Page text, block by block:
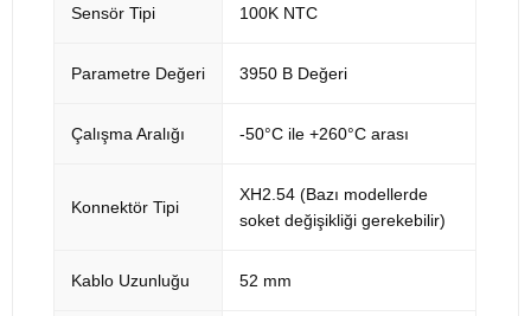
Sensör Tipi 100K NTC
Parametre Değeri 3950 B Değeri
Çalışma Aralığı -50°C ile +260°C arası
Konnektör Tipi
XH2.54 (Bazı modellerde
soket değişikliği gerekebilir)
Kablo Uzunluğu 52 mm